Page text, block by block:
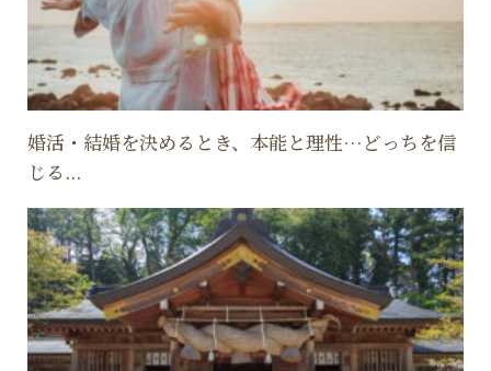
婚活・結婚を決めるとき、本能と理性…どっちを信
じる...